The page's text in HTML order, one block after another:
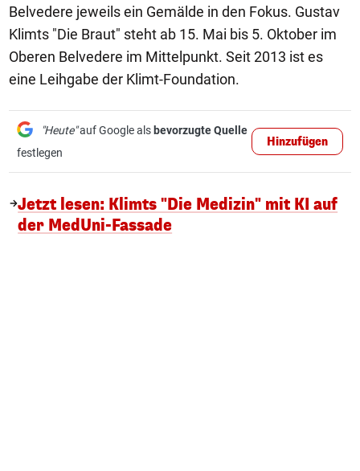
Belvedere jeweils ein Gemälde in den Fokus. Gustav
Klimts "Die Braut" steht ab 15. Mai bis 5. Oktober im
Oberen Belvedere im Mittelpunkt. Seit 2013 ist es
eine Leihgabe der Klimt-Foundation.
"Heute"auf Google als bevorzugte Quelle
festlegen
Hinzufügen
Jetzt lesen: Klimts "Die Medizin" mit KI auf
der MedUni-Fassade